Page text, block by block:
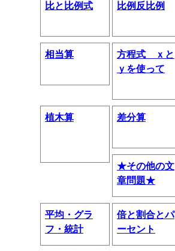
比と比例式 比例反比例
相当算
方程式 ｘと
ｙを使って
植木算 差分算
★その他の文
章問題★
平均・グラ
フ・統計
倍と割合とパ
ーセント